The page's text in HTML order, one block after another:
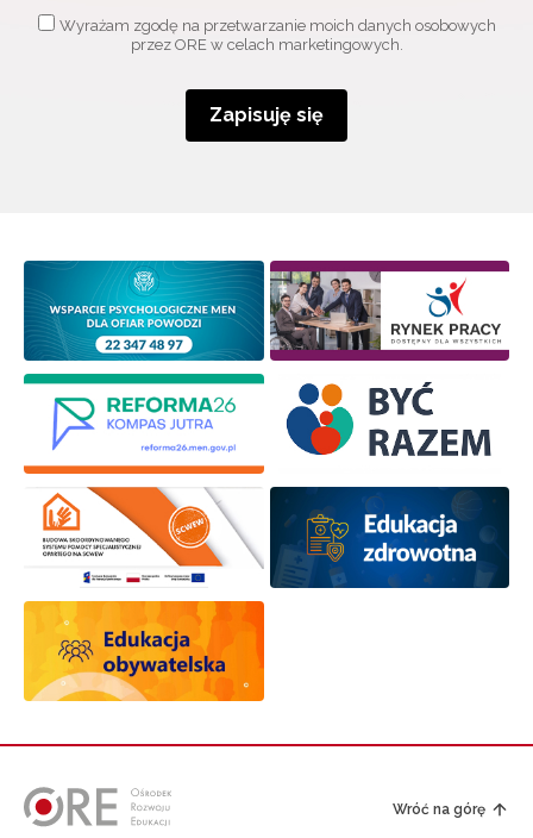
Wyrażam zgodę na przetwarzanie moich danych osobowych
przez ORE w celach marketingowych.
Zapisuję się
Wróć na górę